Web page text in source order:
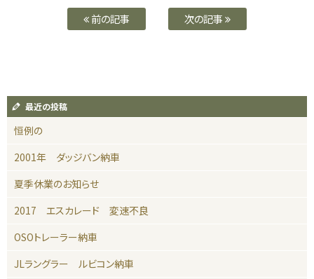
前の記事 次の記事
最近の投稿
恒例の
2001年 ダッジバン納車
夏季休業のお知らせ
2017 エスカレード 変速不良
OSOトレーラー納車
JLラングラー ルビコン納車